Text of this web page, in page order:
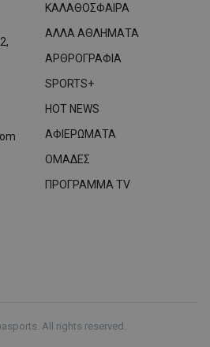
ΚΑΛΑΘΟΣΦΑΙΡΑ
ΑΛΛΑ ΑΘΛΗΜΑΤΑ
ΑΡΘΡΟΓΡΑΦΙΑ
SPORTS+
HOT NEWS
ΑΦΙΕΡΩΜΑΤΑ
ΟΜΑΔΕΣ
ΠΡΟΓΡΑΜΜΑ TV
All rights reserved.